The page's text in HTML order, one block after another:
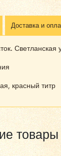
Доставка и
Светланская
красный титр
товары